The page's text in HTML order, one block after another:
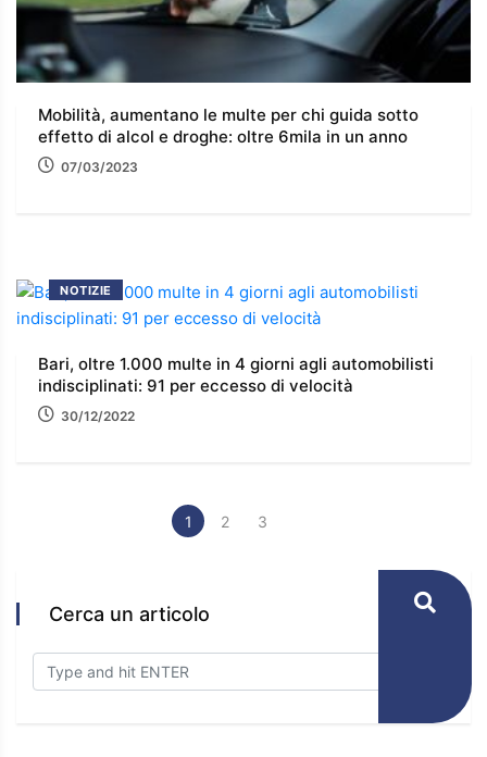
Mobilità, aumentano le multe per chi guida sotto
effetto di alcol e droghe: oltre 6mila in un anno
07/03/2023
NOTIZIE
Bari, oltre 1.000 multe in 4 giorni agli automobilisti
indisciplinati: 91 per eccesso di velocità
30/12/2022
1 2 3
Cerca un articolo